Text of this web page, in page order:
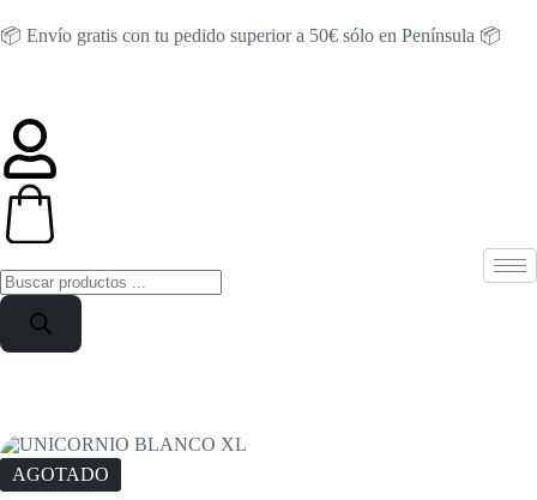
📦 Envío gratis con tu pedido superior a 50€ sólo en Península 📦
AGOTADO